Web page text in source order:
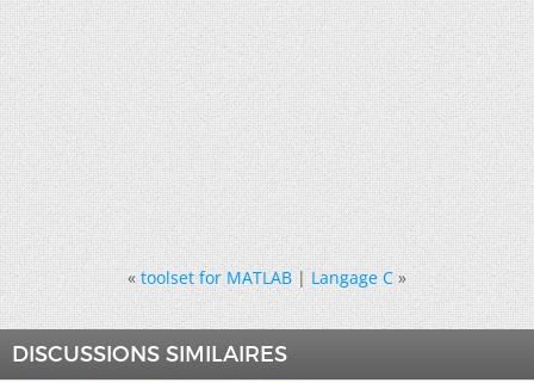
« toolset for MATLAB|Langage C »
DISCUSSIONS SIMILAIRES